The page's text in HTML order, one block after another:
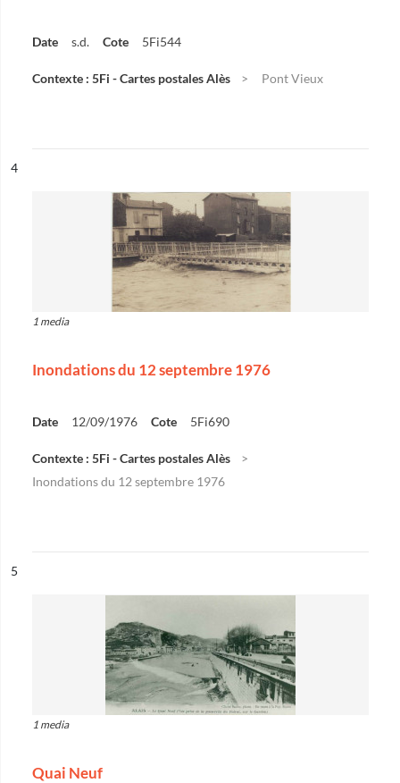
Date s.d. Cote 5Fi544
Contexte : 5Fi - Cartes postales Alès Pont Vieux
n°
4
1 media
Inondations du 12 septembre 1976
Date 12/09/1976 Cote 5Fi690
Contexte : 5Fi - Cartes postales Alès
Inondations du 12 septembre 1976
n°
5
1 media
Quai Neuf